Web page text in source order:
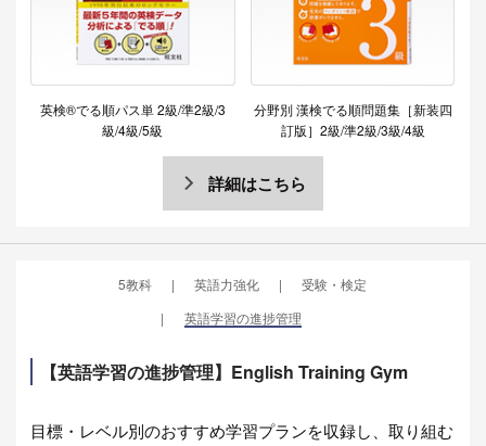
英検®でる順パス単 2級/準2級/3
級/4級/5級
分野別 漢検でる順問題集［新装四
訂版］2級/準2級/3級/4級
詳細はこちら
5教科 英語力強化
受験・検定
英語学習の進捗管理
【英語学習の進捗管理】English Training Gym
目標・レベル別のおすすめ学習プランを収録し、取り組む